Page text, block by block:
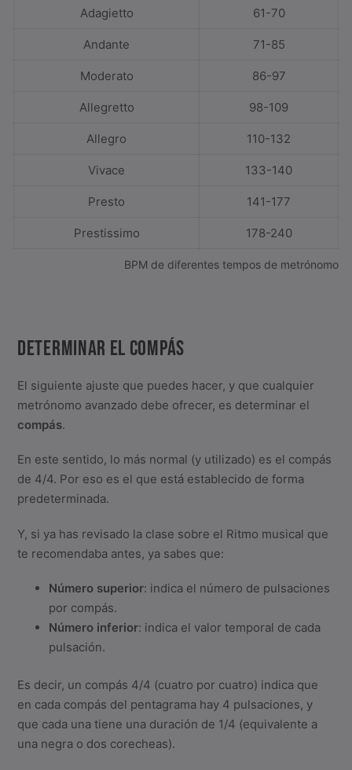
Adagietto 61-70
Andante 71-85
Moderato 86-97
Allegretto 98-109
Allegro 110-132
Vivace 133-140
Presto 141-177
Prestissimo 178-240
BPM de diferentes tempos de metrónomo
DETERMINAR EL COMPÁS
El siguiente ajuste que puedes hacer, y que cualquier
metrónomo avanzado debe ofrecer, es determinar el
compás.
En este sentido, lo más normal (y utilizado) es el compás
de 4/4. Por eso es el que está establecido de forma
predeterminada.
Y, si ya has revisado la clase sobre el Ritmo musical que
te recomendaba antes, ya sabes que:
Número superior: indica el número de pulsaciones
por compás.
Número inferior: indica el valor temporal de cada
pulsación.
Es decir, un compás 4/4 (cuatro por cuatro) indica que
en cada compás del pentagrama hay 4 pulsaciones, y
que cada una tiene una duración de 1/4 (equivalente a
una negra o dos corecheas).